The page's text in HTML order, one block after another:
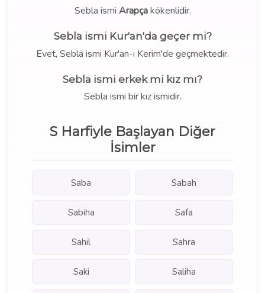
Sebla ismi Arapçakökenlidir.
Sebla ismi Kur'an'da geçer mi?
Evet, Sebla ismi Kur'an-ı Kerim'de geçmektedir.
Sebla ismi erkek mi kız mı?
Sebla ismi bir kız ismidir.
S Harfiyle Başlayan Diğer
İsimler
Saba Sabah
Sabiha Safa
Sahil Sahra
Saki Saliha